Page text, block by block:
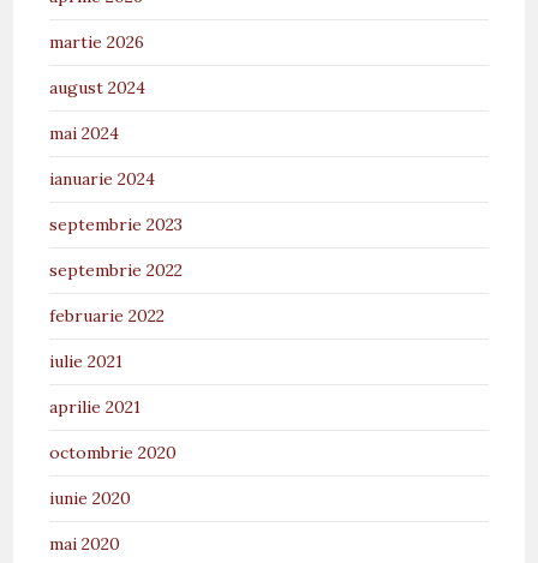
martie 2026
august 2024
mai 2024
ianuarie 2024
septembrie 2023
septembrie 2022
februarie 2022
iulie 2021
aprilie 2021
octombrie 2020
iunie 2020
mai 2020